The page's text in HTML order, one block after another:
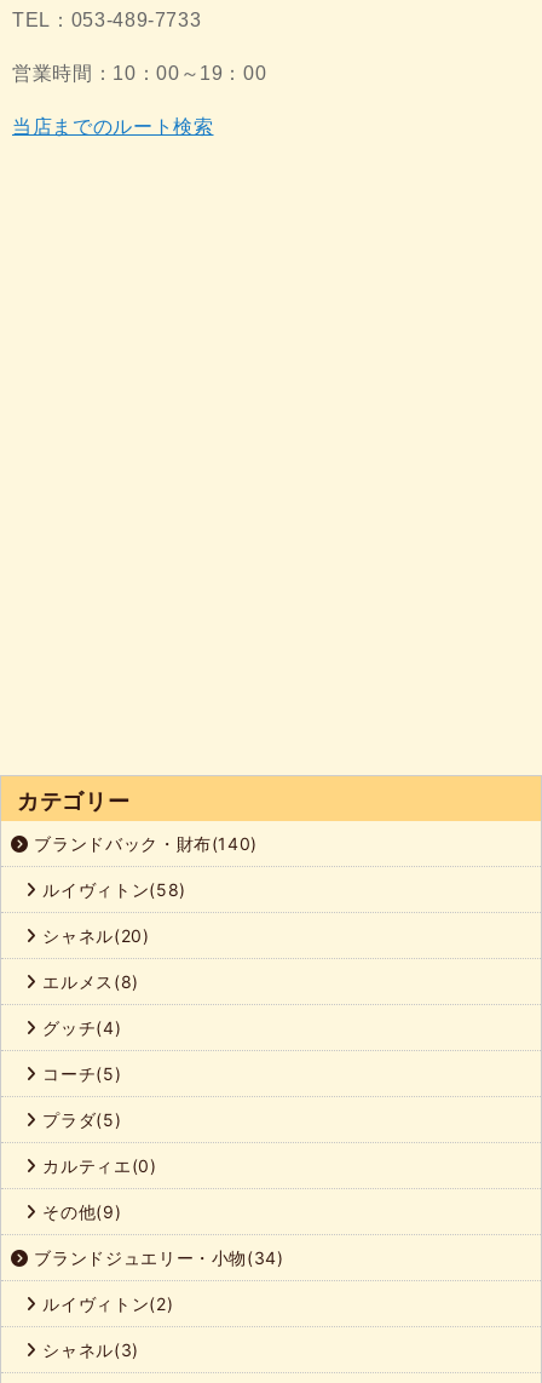
TEL：053-489-7733
営業時間：10：00～19：00
当店までのルート検索
カテゴリー
ブランドバック・財布(140)
ルイヴィトン(58)
シャネル(20)
エルメス(8)
グッチ(4)
コーチ(5)
プラダ(5)
カルティエ(0)
その他(9)
ブランドジュエリー・小物(34)
ルイヴィトン(2)
シャネル(3)